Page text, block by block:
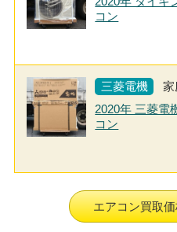
コン
三菱電機
家
2020年 三菱電
コン
エアコン買取